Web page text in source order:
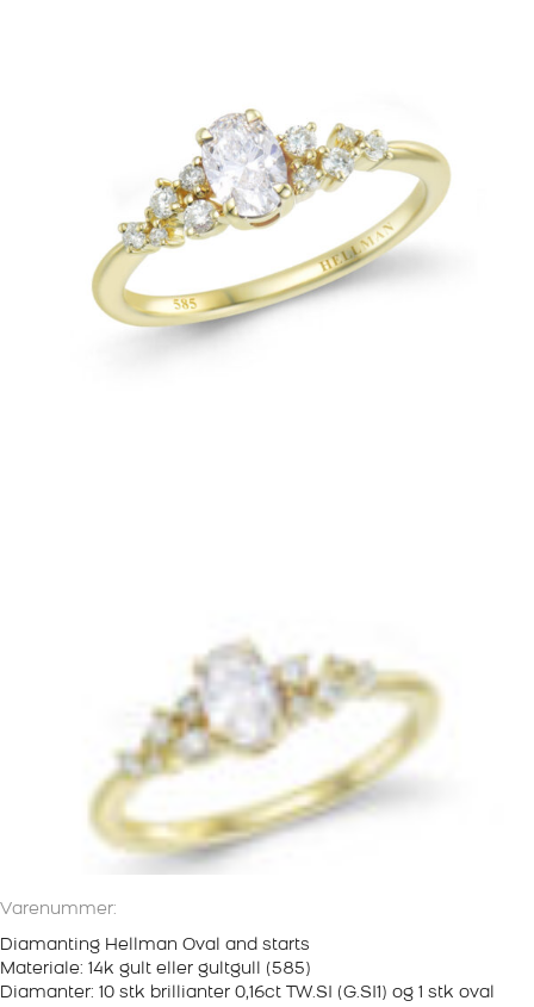
Varenummer:
Diamanting Hellman Oval and starts
Materiale: 14k gult eller gultgull (585)
Diamanter: 10 stk brillianter 0,16ct TW.SI (G.SI1) og 1 stk oval